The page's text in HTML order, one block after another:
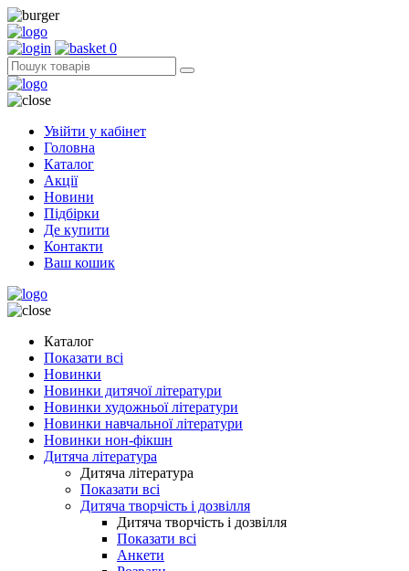
0
Увійти у кабінет
Головна
Каталог
Акції
Новини
Підбірки
Де купити
Контакти
Ваш кошик
Каталог
Показати всі
Новинки
Новинки дитячої літератури
Новинки художньої літератури
Новинки навчальної літератури
Новинки нон-фікшн
Дитяча література
Дитяча література
Показати всі
Дитяча творчість і дозвілля
Дитяча творчість і дозвілля
Показати всі
Анкети